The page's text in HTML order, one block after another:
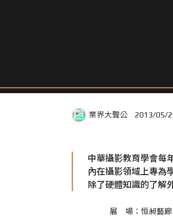
業界大聲公 2013/05/
中華攝影教育學會每
內在攝影領域上專為
除了硬體知識的了解
展 場：恒昶藝廊